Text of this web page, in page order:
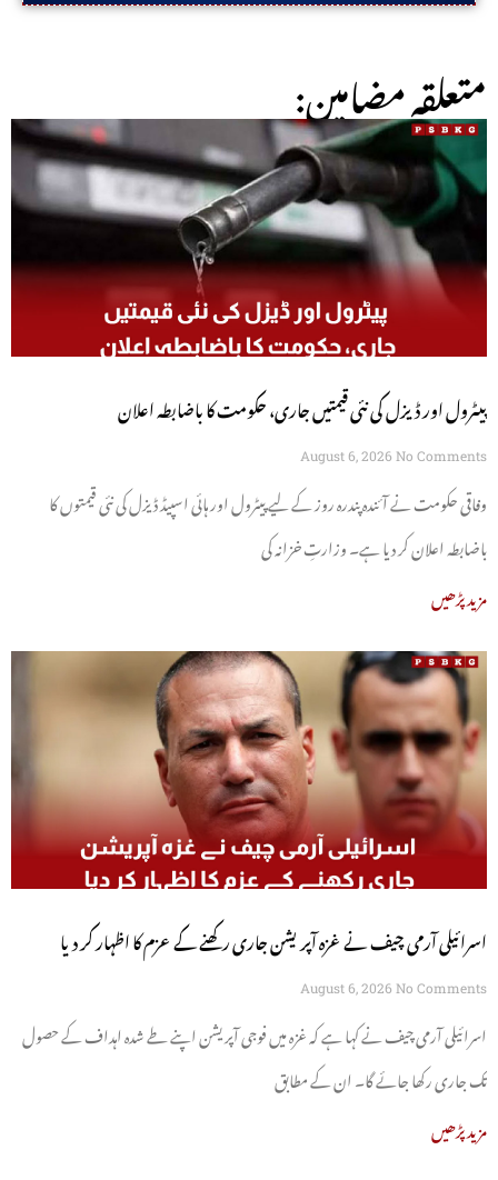
:متعلقہ مضامین
پیٹرول اور ڈیزل کی نئی قیمتیں جاری، حکومت کا باضابطہ اعلان
August 6, 2026 No Comments
وفاقی حکومت نے آئندہ پندرہ روز کے لیے پیٹرول اور ہائی اسپیڈ ڈیزل کی نئی قیمتوں کا
باضابطہ اعلان کر دیا ہے۔ وزارتِ خزانہ کی
مزید پڑھیں
اسرائیلی آرمی چیف نے غزہ آپریشن جاری رکھنے کے عزم کا اظہار کر دیا
August 6, 2026 No Comments
اسرائیلی آرمی چیف نے کہا ہے کہ غزہ میں فوجی آپریشن اپنے طے شدہ اہداف کے حصول
تک جاری رکھا جائے گا۔ ان کے مطابق
مزید پڑھیں